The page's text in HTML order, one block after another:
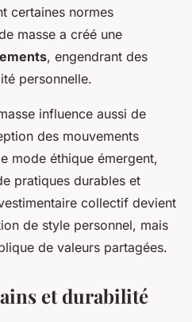
certaines normes
masse a créé une
, engendrant des
personnelle.
influence aussi de
des mouvements
mode éthique émergent,
pratiques durables et
collectif devient
de style personnel, mais
de valeurs partagées.
et durabilité